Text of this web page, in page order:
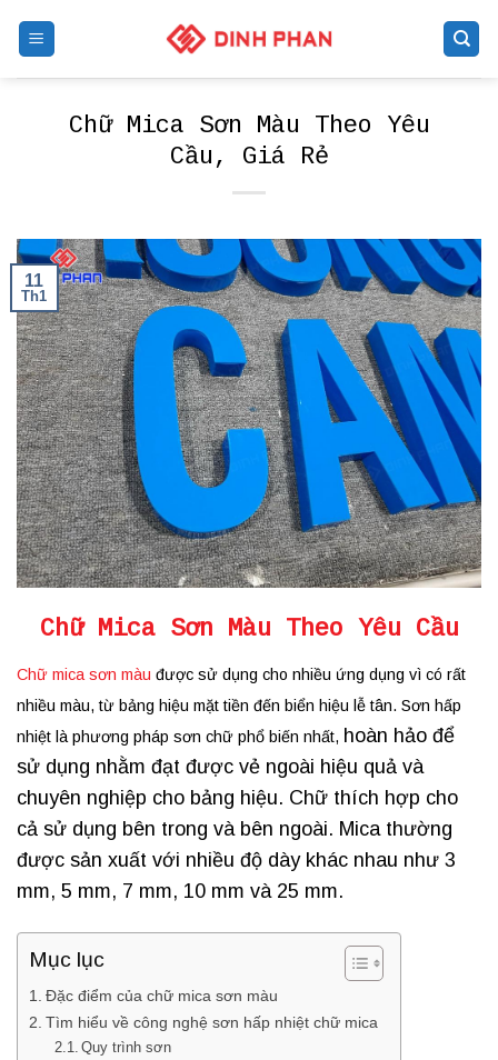
Chữ Mica Sơn Màu Theo Yêu
Cầu, Giá Rẻ
11
Th1
Chữ Mica Sơn Màu Theo Yêu Cầu
Chữ mica sơn màu được sử dụng cho nhiều ứng dụng vì có rất
nhiều màu, từ bảng hiệu mặt tiền đến biển hiệu lễ tân. Sơn hấp
nhiệt là phương pháp sơn chữ phổ biến nhất, hoàn hảo để
sử dụng nhằm đạt được vẻ ngoài hiệu quả và
chuyên nghiệp cho bảng hiệu. Chữ thích hợp cho
cả sử dụng bên trong và bên ngoài. Mica thường
được sản xuất với nhiều độ dày khác nhau như 3
mm, 5 mm, 7 mm, 10 mm và 25 mm.
Mục lục
Đặc điểm của chữ mica sơn màu
Tìm hiểu về công nghệ sơn hấp nhiệt chữ mica
Quy trình sơn